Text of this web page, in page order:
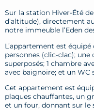
Sur la station Hiver-Été
d’altitude), directement
notre immeuble l’Eden
L’appartement est
personnes (clic-clac);
superposés; 1 chambre
avec baignoire; et un WC
Cet appartement est
plaques chauffantes, un
et un four, donnant sur le